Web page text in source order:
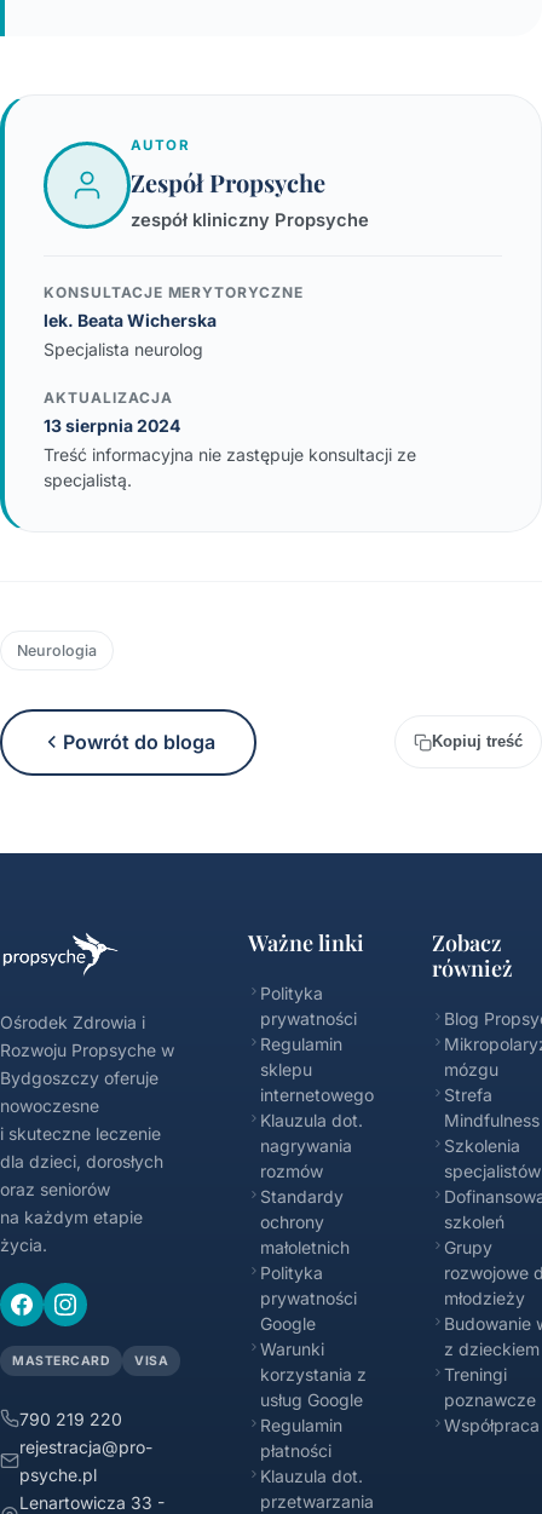
AUTOR
Zespół Propsyche
zespół kliniczny Propsyche
KONSULTACJE MERYTORYCZNE
lek. Beata Wicherska
Specjalista neurolog
AKTUALIZACJA
13 sierpnia 2024
Treść informacyjna nie zastępuje konsultacji ze
specjalistą.
Neurologia
Powrót do bloga Kopiuj treść
Ośrodek Zdrowia i
Rozwoju Propsyche w
Bydgoszczy oferuje
nowoczesne
i skuteczne leczenie
dla dzieci, dorosłych
oraz seniorów
na każdym etapie
życia.
MASTERCARD VISA
790 219 220
rejestracja@pro-
psyche.pl
Lenartowicza 33 -
Ważne linki
Polityka
prywatności
Regulamin
sklepu
internetowego
Klauzula dot.
nagrywania
rozmów
Standardy
ochrony
małoletnich
Polityka
prywatności
Google
Warunki
korzystania z
usług Google
Regulamin
płatności
Klauzula dot.
przetwarzania
Zobacz
również
Blog
mózgu
Strefa
Mindfulness
Szkolenia
specjalistów
szkoleń
Grupy
rozwojowe
młodzieży
Budowanie
z dzieckiem
Treningi
poznawcze
Współpraca